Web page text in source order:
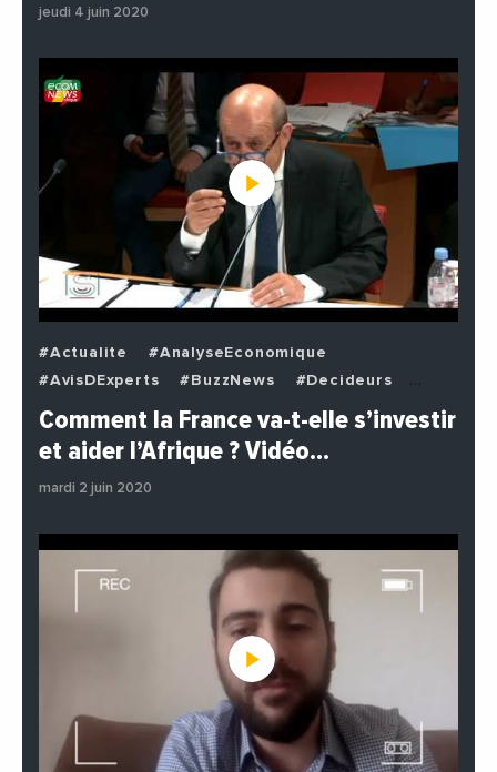
jeudi 4 juin 2020
#Actualite
#AnalyseEconomique
#AvisDExperts
#BuzzNews
#Decideurs
#EchangesMediterraneens
#Economie
#Politique
Comment la France va-t-elle s’investir
et aider l’Afrique ? Vidéo…
mardi 2 juin 2020